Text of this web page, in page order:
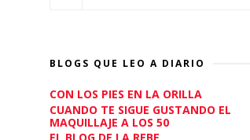
BLOGS QUE LEO A DIARIO
CON LOS PIES EN LA ORILLA
CUANDO TE SIGUE GUSTANDO EL
MAQUILLAJE A LOS 50